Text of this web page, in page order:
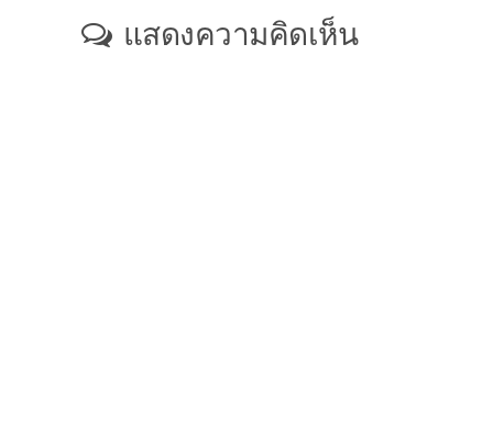
แสดงความคิดเห็น